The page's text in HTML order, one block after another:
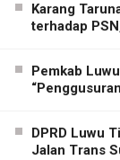
Karang
terhadap
Pemkab
DPRD Luwu
Jalan Trans